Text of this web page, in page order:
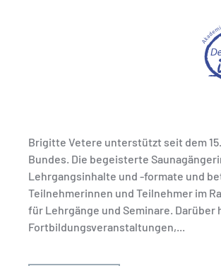
Brigitte Vetere unterstützt seit dem
Bundes. Die begeisterte
Lehrgangsinhalte und -formate und
Teilnehmerinnen und Teilnehmer im
für Lehrgänge und Seminare.
Fortbildungsveranstaltungen,...